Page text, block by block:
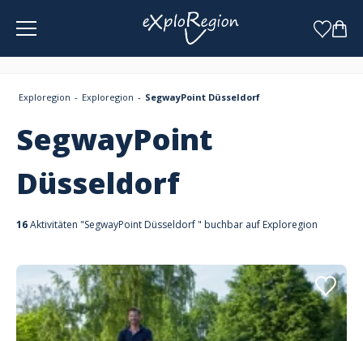
Exploregion Exploregion SegwayPoint Düsseldorf
SegwayPoint
Düsseldorf
16Aktivitäten "SegwayPoint Düsseldorf " buchbar auf Exploregion